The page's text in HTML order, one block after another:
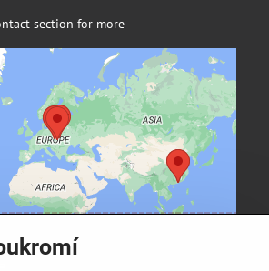
section for more
je blokován Volbami
soukromí
si načíst externí obsah?
- souhlas s druhem cookie:
Funkční